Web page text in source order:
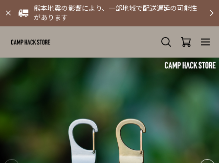
熊本地震の影響により、一部地域で配送遅延の可能性
があります